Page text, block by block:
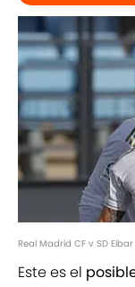
Real Madrid CF v SD
Este es el